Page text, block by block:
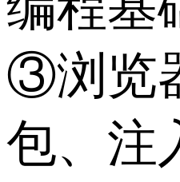
③浏览
包、注